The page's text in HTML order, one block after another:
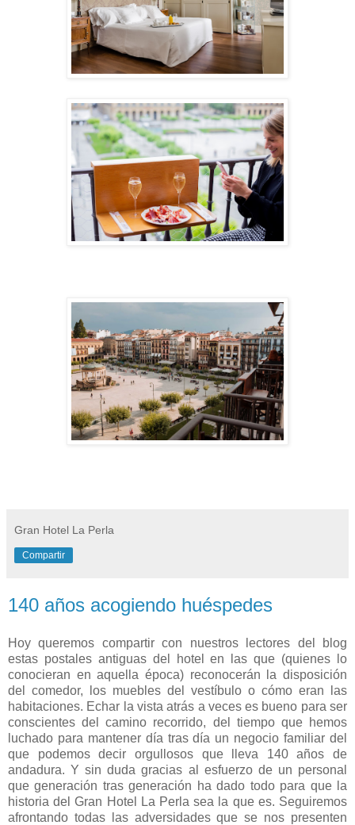
Gran Hotel La Perla
Compartir
140 años acogiendo huéspedes
Hoy queremos compartir con nuestros lectores del blog
estas postales antiguas del hotel en las que (quienes lo
conocieran en aquella época) reconocerán la disposición
del comedor, los muebles del vestíbulo o cómo eran las
habitaciones. Echar la vista atrás a veces es bueno para ser
conscientes del camino recorrido, del tiempo que hemos
luchado para mantener día tras día un negocio familiar del
que podemos decir orgullosos que lleva 140 años de
andadura. Y sin duda gracias al esfuerzo de un personal
que generación tras generación ha dado todo para que la
historia del Gran Hotel La Perla sea la que es. Seguiremos
afrontando todas las adversidades que se nos presenten